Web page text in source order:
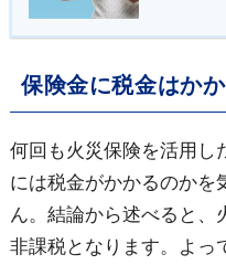
保険金に税金はか
何回も火災保険を活用し
には税金がかかるのかを
ん。結論から述べると、
非課税となります。よっ